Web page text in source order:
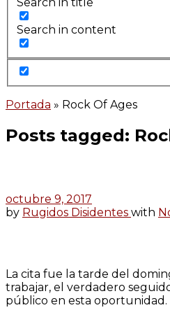
Search in content
Portada » Rock Of Ages
Posts tagged:
octubre 9, 2017
by Rugidos Disidentes with
La cita fue la tarde del
trabajar, el verdadero
público en esta oportunidad.